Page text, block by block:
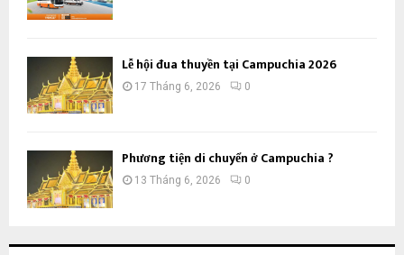
Lễ hội đua thuyền tại Campuchia 2026
17 Tháng 6, 2026 0
Phương tiện di chuyển ở Campuchia ?
13 Tháng 6, 2026 0